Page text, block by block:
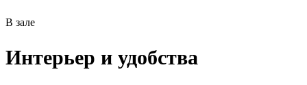
В зале
Интерьер и удобства